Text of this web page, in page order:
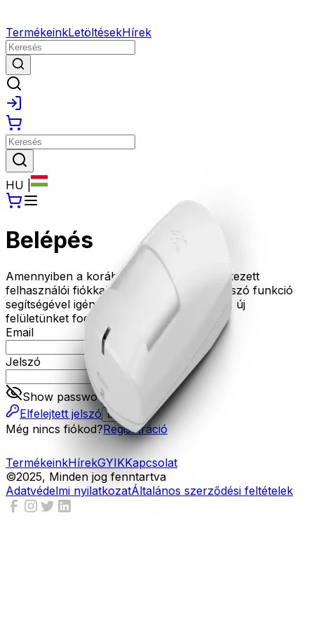
TermékeinkLetöltésekHírek
HU
Belépés
Amennyiben a korábbi oldalunkon rendelkezett
felhasználói fiókkal, kérjük az Elfelejtett jelszó funkció
segítségével igényeljen új jelszót, amivel az új
felületünket fogja tudni használni.
Email
Jelszó
Show password
Elfelejtett jelszó Belépés
Még nincs fiókod?Regisztráció
TermékeinkHírekGYIKKapcsolat
©2025, Minden jog fenntartva
Adatvédelmi nyilatkozatÁltalános szerződési feltételek